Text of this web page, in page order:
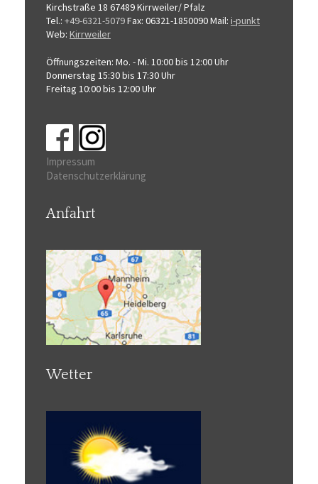
Kirchstraße 18 67489 Kirrweiler/ Pfalz
Tel.: +49-6321-5079Fax: 06321-1850090Mail: i-punkt
Web: Kirrweiler
Öffnungszeiten: Mo. - Mi. 10:00 bis 12:00 Uhr
Donnerstag 15:30 bis 17:30 Uhr
Freitag 10:00 bis 12:00 Uhr
Impressum
Datenschutzerklärung
Anfahrt
Wetter